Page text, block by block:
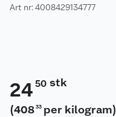
Art nr: 4008429134777
24 50 stk
(408 33 per kilogram)